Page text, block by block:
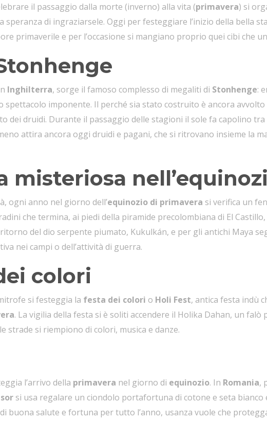
il passaggio dalla morte (inverno) alla vita (primavera) si
speranza di ingraziarsele. Oggi per festeggiare l’inizio della bella
primaverile e per l’occasione si mangiano proprio quei cibi che
Inghilterra, sorge il famoso complesso di megaliti di Stonhenge:
spettacolo imponente. Il perché sia stato costruito è ancora
dei druidi. Durante il passaggio delle stagioni il sole fa capolino
attira ancora oggi druidi e pagani, che si ritrovano insieme la
misteriosa
ogni anno nel giorno dell’equinozio di primavera si verifica un
che termina, ai piedi della piramide precolombiana di El
del dio serpente piumato, Kukulkán, e per gli antichi Maya
nei campi o dell’attività di guerra.
colori
si festeggia la festa dei colori o Holi Fest, antica festa indù
. La vigilia della festa si è soliti accendere il Holika Dahan, un
strade si riempiono di colori, musica e danze.
l’arrivo della primavera nel giorno di equinozio. In Romania,
si usa regalare un ciondolo portafortuna di cotone e seta
buona salute e fortuna per tutto l’anno, usanza vuole che